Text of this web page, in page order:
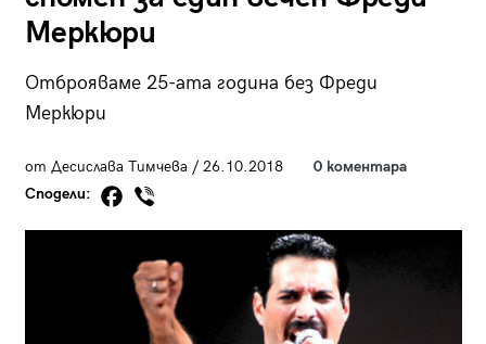
Меркюри
Отброяваме 25-ата година без Фреди
Меркюри
от Десислава Тимчева / 26.10.2018
0 коментара
Сподели: